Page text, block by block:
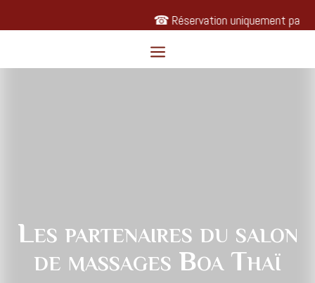
☎ Réservation uniquement par
a
Les partenaires du salon
de massages Boa Thaï